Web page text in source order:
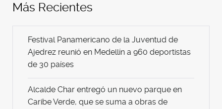
Más Recientes
Festival Panamericano de la Juventud de
Ajedrez reunió en Medellín a 960 deportistas
de 30 países
Alcalde Char entregó un nuevo parque en
Caribe Verde, que se suma a obras de